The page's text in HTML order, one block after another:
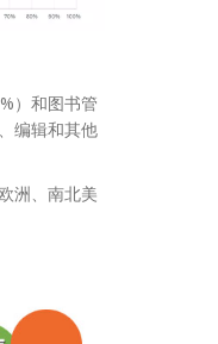
）和图书管
编辑和其他
洲、南北美